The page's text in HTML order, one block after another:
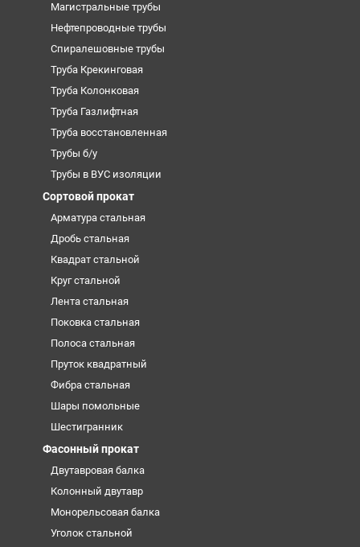
Магистральные трубы
Нефтепроводные трубы
Спиралешовные трубы
Труба Крекинговая
Труба Колонковая
Труба Газлифтная
Труба восстановленная
Трубы б/у
Трубы в ВУС изоляции
Сортовой прокат
Арматура стальная
Дробь стальная
Квадрат стальной
Круг стальной
Лента стальная
Поковка стальная
Полоса стальная
Пруток квадратный
Фибра стальная
Шары помольные
Шестигранник
Фасонный прокат
Двутавровая балка
Колонный двутавр
Монорельсовая балка
Уголок стальной